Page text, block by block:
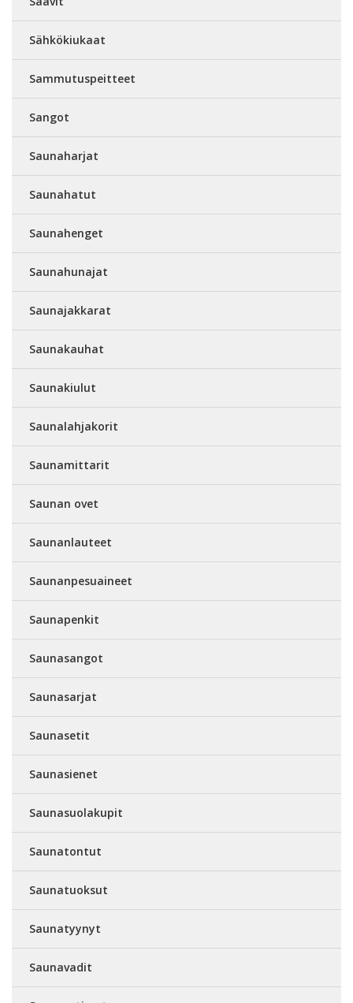
Sähkökiukaat
Sammutuspeitteet
Sangot
Saunaharjat
Saunahatut
Saunahenget
Saunahunajat
Saunajakkarat
Saunakauhat
Saunakiulut
Saunalahjakorit
Saunamittarit
Saunan ovet
Saunanlauteet
Saunanpesuaineet
Saunapenkit
Saunasangot
Saunasarjat
Saunasetit
Saunasienet
Saunasuolakupit
Saunatontut
Saunatuoksut
Saunatyynyt
Saunavadit